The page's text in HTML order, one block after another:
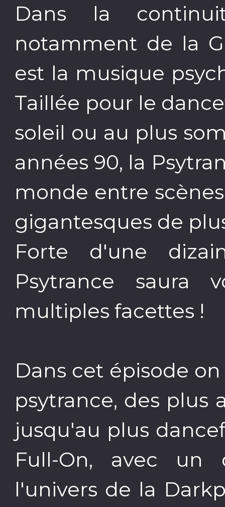
Dans la
notamment de la
est la musique
Taillée pour le
soleil ou au plus
années 90, la
monde entre
gigantesques de
Forte d'une
Psytrance saura
multiples facettes !
Dans cet épisode
psytrance, des plus
jusqu'au plus
Full-On, avec un
l'univers de la